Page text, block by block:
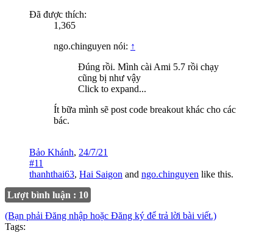
Đã được thích:
1,365
ngo.chinguyen nói: ↑
Đúng rồi. Mình cài Ami 5.7 rồi chạy
cũng bị như vậy
Click to expand...
Ít bữa mình sẽ post code breakout khác cho các
bác.
Bảo Khánh, 24/7/21
#11
thanhthai63, Hai Saigon and ngo.chinguyen like this.
Lượt bình luận : 10
(Bạn phải Đăng nhập hoặc Đăng ký để trả lời bài viết.)
Tags: